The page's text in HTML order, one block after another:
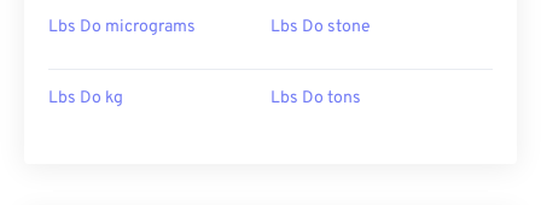
Lbs Do micrograms Lbs Do stone
Lbs Do kg Lbs Do tons